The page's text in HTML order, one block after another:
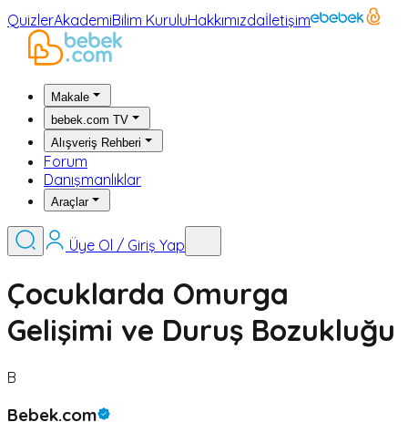
QuizlerAkademiBilim KuruluHakkımızdaİletişim
Makale
bebek.com TV
Alışveriş Rehberi
Forum
Danışmanlıklar
Araçlar
Üye Ol / Giriş Yap
Çocuklarda Omurga
Gelişimi ve Duruş Bozukluğu
B
Bebek.com